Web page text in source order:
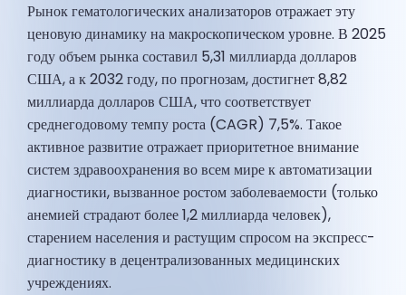
Рынок гематологических анализаторов отражает эту
ценовую динамику на макроскопическом уровне. В 2025
году объем рынка составил 5,31 миллиарда долларов
США, а к 2032 году, по прогнозам, достигнет 8,82
миллиарда долларов США, что соответствует
среднегодовому темпу роста (CAGR) 7,5%. Такое
активное развитие отражает приоритетное внимание
систем здравоохранения во всем мире к автоматизации
диагностики, вызванное ростом заболеваемости (только
анемией страдают более 1,2 миллиарда человек),
старением населения и растущим спросом на экспресс-
диагностику в децентрализованных медицинских
учреждениях.